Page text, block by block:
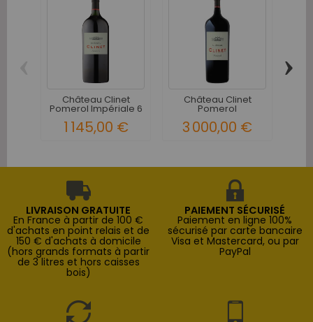
Château Clinet
Pomerol Impériale 6
litres...
1 145,00 €
Château Clinet
Pomerol
3 000,00 €
›
LIVRAISON GRATUITE
En France à partir de 100 €
d'achats en point relais et de
150 € d'achats à domicile
(hors grands formats à partir
de 3 litres et hors caisses
bois)
PAIEMENT SÉCURISÉ
Paiement en ligne 100%
sécurisé par carte bancaire
Visa et Mastercard, ou par
PayPal